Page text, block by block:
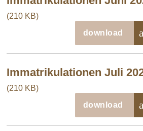
(210 KB)
download
Immatrikulationen Juli
(210 KB)
download